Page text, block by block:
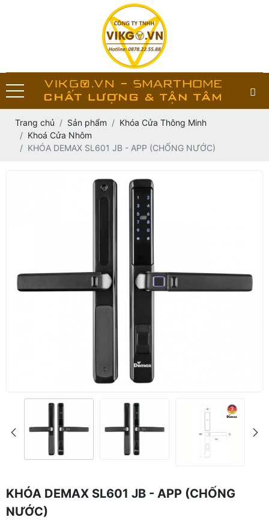
Trang chủ Sản phẩm
Khóa Cửa Thông Minh
Khoá Cửa Nhôm
KHÓA DEMAX SL601 JB - APP (CHỐNG NƯỚC)
KHÓA DEMAX SL601 JB - APP (CHỐNG
NƯỚC)